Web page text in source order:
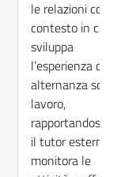
le relazioni con il
contesto in cui si
sviluppa
l’esperienza di
alternanza
lavoro,
rapportandosi
il tutor esterno;
monitora le